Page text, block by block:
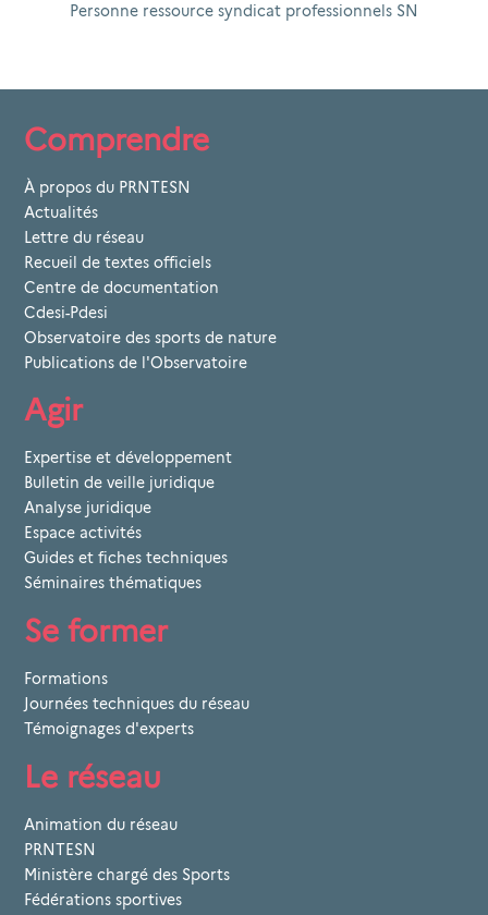
Personne ressource syndicat professionnels SN
Comprendre
À propos du PRNTESN
Actualités
Lettre du réseau
Recueil de textes officiels
Centre de documentation
Cdesi-Pdesi
Observatoire des sports de nature
Publications de l'Observatoire
Agir
Expertise et développement
Bulletin de veille juridique
Analyse juridique
Espace activités
Guides et fiches techniques
Séminaires thématiques
Se former
Formations
Journées techniques du réseau
Témoignages d'experts
Le réseau
Animation du réseau
PRNTESN
Ministère chargé des Sports
Fédérations sportives